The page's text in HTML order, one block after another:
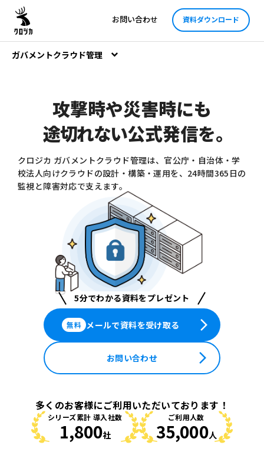
お問い合わせ 資料ダウンロード
ガバメントクラウド管理
攻撃時や災害時にも
途切れない公式発信を。
クロジカ ガバメントクラウド管理は、官公庁・自治体・学
校法人向けクラウドの設計・構築・運用を、24時間365日の
監視と障害対応で支えます。
5分でわかる資料をプレゼント
無料 メールで資料を受け取る arrow_forward_ios
お問い合わせ arrow_forward_ios
多くのお客様にご利用いただいております！
シリーズ累計 導入社数
1,800社
ご利用人数
35,000人